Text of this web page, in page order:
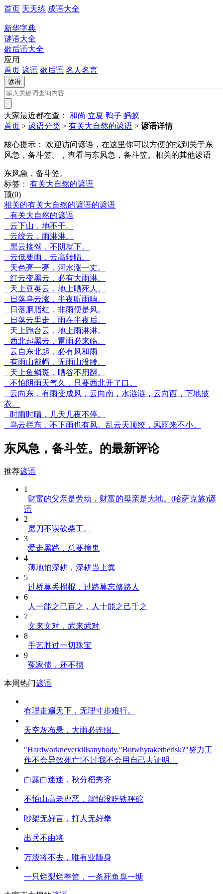
首页 天天练 成语大全
新华字典
谜语大全
歇后语大全
应用
首页 谚语 歇后语 名人名言
大家最近都在查： 和尚 立夏 鸭子 蚂蚁
首页 > 谚语分类 > 有关大自然的谚语 > 谚语详情
核心提示：
欢迎访问谚语，在这里你可以方便的找到关于东
风急，备斗笠。，查看与东风急，备斗笠。相关的其他谚语
东风急，备斗笠。
标签：
有关大自然的谚语
顶(0)
相关的有关大自然的谚语的谚语
有关大自然的谚语
云下山，地不干。
云绞云，雨淋淋。
黑云接驾，不阴就下。
云低要雨，云高转晴。
天色亮一亮，河水涨一丈。
红云变黑云，必有大雨淋。
天上豆英云，地上晒死人。
日落乌云涨，半夜听雨响。
日落胭脂红，非雨便是风。
日落云里走，雨在半夜后。
天上跑台云，地上雨淋淋。
西北起黑云，雷雨必来临。
云自东北起，必有风和雨
有雨山戴帽，无雨山没腰。
天上鱼鳞斑，晒谷不用翻。
不怕阴雨天气久，只要西北开了口。
云向东，有雨变成风，云向南，水涟涟，云向西，下地披
衣。
时雨时晴，几天几夜不停。
乌云拦东，不下雨也有风。乱云天顶绞，风雨来不小。
东风急，备斗笠。的最新评论
推荐谚语
1
财富的父亲是劳动，财富的母亲是大地。(哈萨克族)谚
语
2
磨刀不误砍柴工。
3
爱走黑路，总要撞鬼
4
薄地怕深耕，深耕当上粪
5
过桥莫丢拐棍，过路莫忘修路人
6
人一能之已百之，人十能之己千之
7
文来文对，武来武对
8
手艺胜过一切珠宝
9
冤家债，还不彻
本周热门谚语
有理走遍天下，无理寸步难行。
天空灰布悬，大雨必连绵。
"Hardworkneverkillsanybody."Butwhytaketherisk?"努力工
作不会导致死亡!不过我不会用自己去证明。
白露白迷迷，秋分稻秀齐
不怕山高老虎恶，就怕没吃铁秤砣
吵架无好言，打人无好拳
出兵不由将
万般将不去，唯有业随身
一只烂梨烂整筐，一条死鱼臭一塘